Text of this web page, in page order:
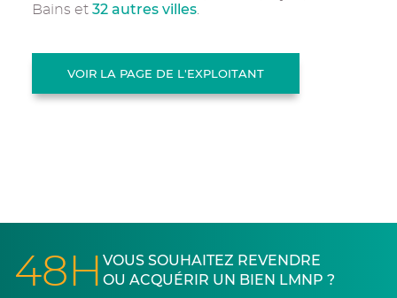
Bains et 32 autres villes.
VOIR LA PAGE DE L'EXPLOITANT
48H VOUS SOUHAITEZ REVENDRE
OU ACQUÉRIR UN BIEN LMNP ?